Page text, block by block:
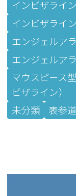
インビザライ
インビザライ
エンジェルア
エンジェルア
マウスピース
ビザライン）
未分類
表参